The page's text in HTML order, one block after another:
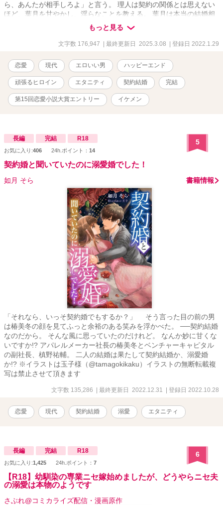
ら、あんたが相手しろよ」と言う。 理人は契約の関係とは思えない
ほど、葉月を甘やかし、淫らなことを教える。 葉月は本当の結婚相
手を見つけようと躍起になるが、理人に惹かれる気持ちが止められ
もっと見る
文字数 176,947 | 最終更新日 2025.3.08 | 登録日 2022.1.29
恋愛 現代 エロいい男 ハッピーエンド
頑張るヒロイン エタニティ 契約結婚 完結
第15回恋愛小説大賞エントリー イケメン
長編 完結 R18
お気に入り:406 24h.ポイント： 14
5
契約婚と聞いていたのに溺愛婚でした！
如月 そら 書籍情報
「それなら、いっそ契約婚でもするか？」 そう言った目の前の男
は椿美冬の顔を見てふっと余裕のある笑みを浮かべた。 ──契約結婚
なのだから。 そんな風に思っていたのだけれど。 なんか妙に甘くな
いですか!? アパレルメーカー社長の椿美冬とベンチャーキャピタル
の副社長、槙野祐輔。 二人の結婚は果たして契約結婚か、溺愛婚
か!? ※イラストは玉子様（@tamagokikaku）イラストの無断転載複
写は禁止させて頂きます
文字数 135,286 | 最終更新日 2022.12.31 | 登録日 2022.10.28
恋愛 現代 契約結婚 溺愛 エタニティ
長編 完結 R18
お気に入り:1,425 24h.ポイント： 7
6
【R18】幼馴染の専業ニセ嫁始めましたが、どうやらニセ夫
の溺愛は本物のようです
さぶれ@コミカライズ配信・漫画原作